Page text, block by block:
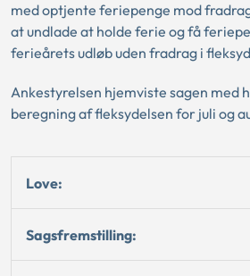
med optjente feriepenge mod
at undlade at holde ferie og få
ferieårets udløb uden fradrag i
Ankestyrelsen hjemviste sagen med
beregning af fleksydelsen for juli og
Love:
Sagsfremstilling: